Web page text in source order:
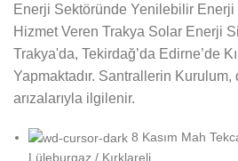
Enerji Sektöründe Yenilebilir Enerji
Hizmet Veren Trakya Solar Enerji
Trakya'da, Tekirdağ’da Edirne’de
Yapmaktadır. Santrallerin Kurulum,
arızalarıyla ilgilenir.
8 Kasım Mah
Lüleburgaz / Kırklareli